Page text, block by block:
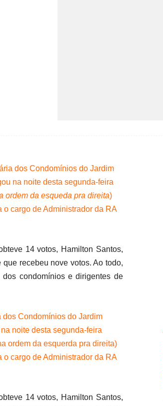
dos Condomínios do Jardim
na noite desta segunda-feira
ordem da esqueda pra direita)
cargo de Administrador da RA
14 votos, Hamilton Santos,
recebeu nove votos. Ao todo,
condomínios e dirigentes de
Condomínios do Jardim
noite desta segunda-feira
ordem da esquerda pra direita)
cargo de Administrador da RA
14 votos, Hamilton Santos,